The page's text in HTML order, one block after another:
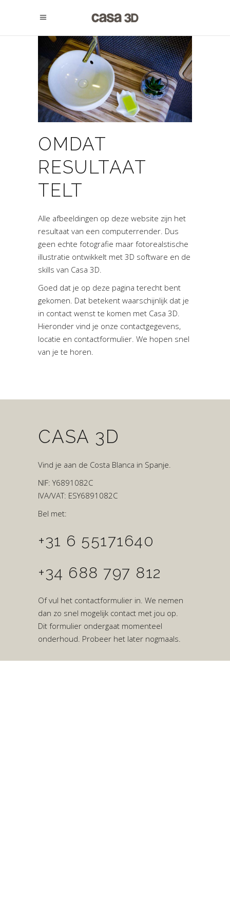
OMDAT
RESULTAAT
TELT
Alle afbeeldingen op deze website zijn het
resultaat van een computerrender. Dus
geen echte fotografie maar fotorealstische
illustratie ontwikkelt met 3D software en de
skills van Casa 3D.
Goed dat je op deze pagina terecht bent
gekomen. Dat betekent waarschijnlijk dat je
in contact wenst te komen met Casa 3D.
Hieronder vind je onze contactgegevens,
locatie en contactformulier. We hopen snel
van je te horen.
CASA 3D
Vind je aan de Costa Blanca in Spanje.
NIF: Y6891082C
IVA/VAT: ESY6891082C
Bel met:
+31 6 55171640
+34 688 797 812
Of vul het contactformulier in. We nemen
dan zo snel mogelijk contact met jou op.
Dit formulier ondergaat momenteel
onderhoud. Probeer het later nogmaals.